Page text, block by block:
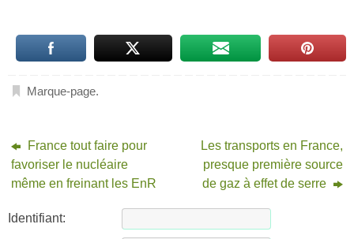
Marque-page.
France tout faire pour
favoriser le nucléaire
même en freinant les EnR
Les transports en France,
presque première source
de gaz à effet de serre
Identifiant: